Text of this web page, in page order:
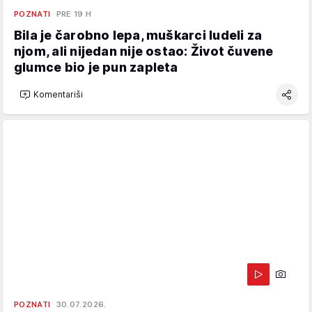
POZNATI PRE 19 H
Bila je čarobno lepa, muškarci ludeli za
njom, ali nijedan nije ostao: Život čuvene
glumce bio je pun zapleta
Komentariši
POZNATI 30.07.2026.